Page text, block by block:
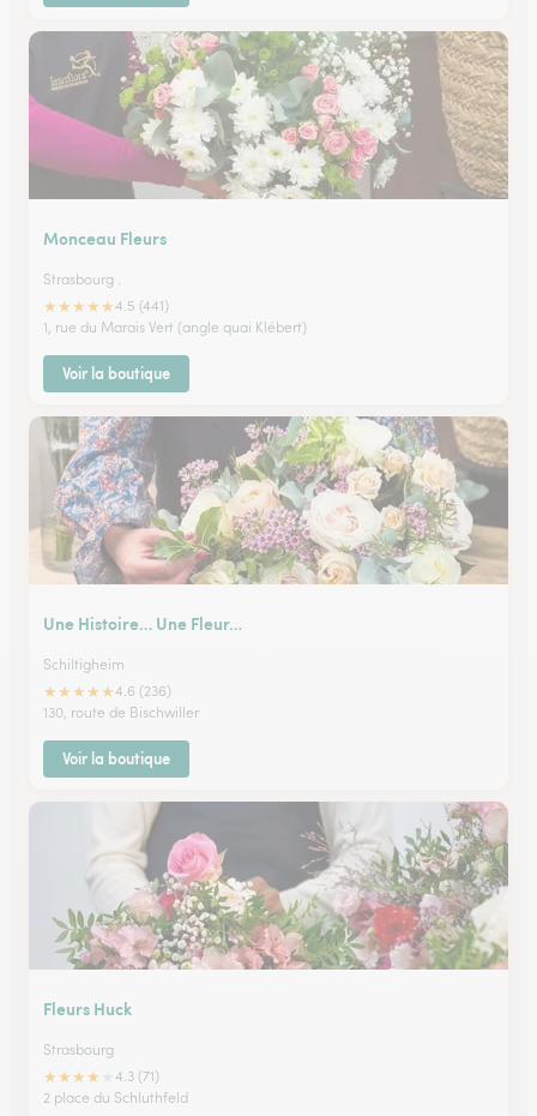
Monceau Fleurs
Strasbourg .
★★★★★4.5 (441)
1, rue du Marais Vert (angle quai Klébert)
Voir la boutique
Une Histoire… Une Fleur…
Schiltigheim
★★★★★4.6 (236)
130, route de Bischwiller
Voir la boutique
Fleurs Huck
Strasbourg
★★★★
4.3 (71)
2 place du Schluthfeld